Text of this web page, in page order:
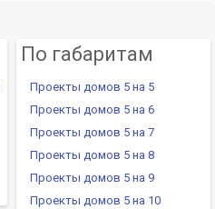
По габаритам
Проекты домов 5 на 5
Проекты домов 5 на 6
Проекты домов 5 на 7
Проекты домов 5 на 8
Проекты домов 5 на 9
Проекты домов 5 на 10